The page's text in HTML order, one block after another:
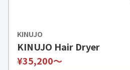
KINUJO
KINUJO Hair Dryer
¥35,200〜